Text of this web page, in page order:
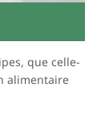
que celle-
alimentaire